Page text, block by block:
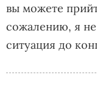
вы можете
сожалению, я не
ситуация до